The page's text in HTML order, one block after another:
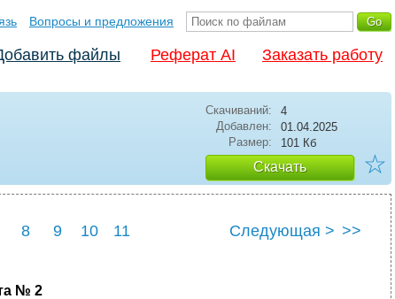
Вопросы и предложения
файлы Реферат AI Заказать работу
Скачиваний:
4
Добавлен:
01.04.2025
Размер:
101 Кб
Скачать ☆
8 9 10 11 Следующая > >>
№ 2